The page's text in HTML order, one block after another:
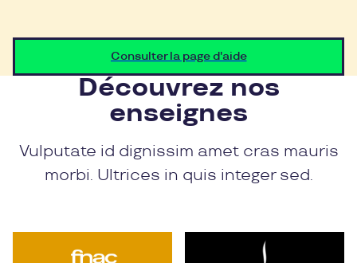
Consulter la page d'aide
Découvrez nos
enseignes
Vulputate id dignissim amet cras mauris
morbi. Ultrices in quis integer sed.